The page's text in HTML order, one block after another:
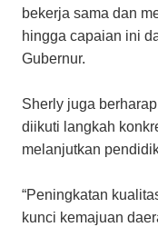
bekerja sama dan
hingga capaian ini
Gubernur.
Sherly juga
diikuti langkah
melanjutkan
“Peningkatan
kunci kemajuan